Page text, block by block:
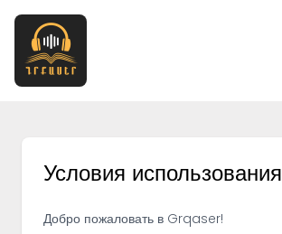
Условия использования
Добро пожаловать в Grqaser!